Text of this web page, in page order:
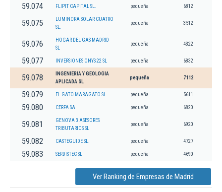
59.074 FLIPIT CAPITAL SL. pequeña 6812
59.075
LUMINORA SOLAR CUATRO
SL.
pequeña 3512
59.076
HOGAR DEL GAS MADRID
SL
pequeña 4322
59.077 INVERSIONES ONYS 22 SL pequeña 6832
59.078
INGENIERIA Y GEOLOGIA
APLICADA SL
pequeña 7112
59.079 EL GATO MARAGATO SL. pequeña 5611
59.080 CERFA SA pequeña 6820
59.081
GENOVA 3 ASESORES
TRIBUTARIOS SL
pequeña 6920
59.082 CASTEGUIDE SL. pequeña 4727
59.083 SERDISTEC SL pequeña 4690
Ver Ranking de Empresas de Madrid